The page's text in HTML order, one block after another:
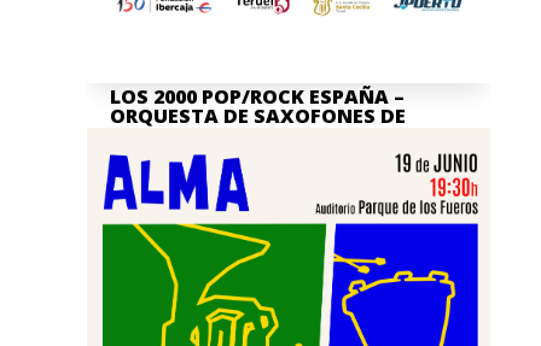
LOS 2000 POP/ROCK ESPAÑA –
ORQUESTA DE SAXOFONES DE
TERUEL
Jul 7, 2026
La actividad en nuestra Asociación
Cultural Banda de Música "Santa Cecilia"
de Teruel no para, y por ello queremos
invitaros, junto a la...